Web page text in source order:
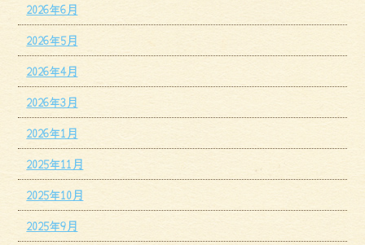
2026年6月
2026年5月
2026年4月
2026年3月
2026年1月
2025年11月
2025年10月
2025年9月